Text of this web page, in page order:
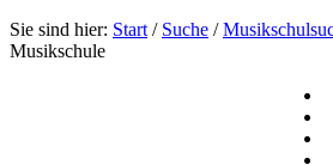
Sie sind hier: Start / Suche /
Musikschule